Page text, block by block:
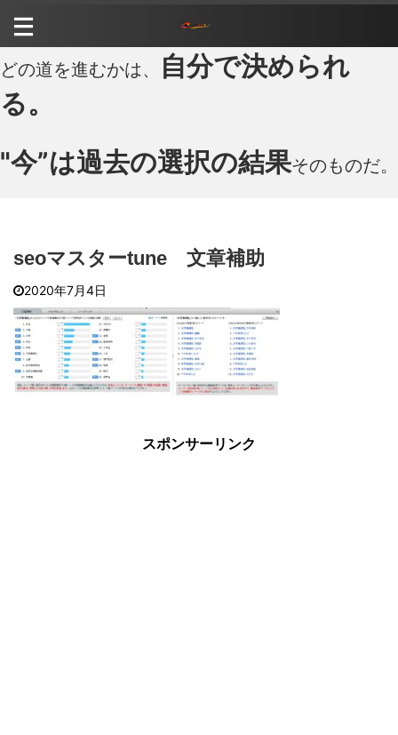
どの道を進むかは、
自分で決められ
る。
"今”は過去の選択の結果そのものだ。
seoマスターtune 文章補助
2020年7月4日
スポンサーリンク